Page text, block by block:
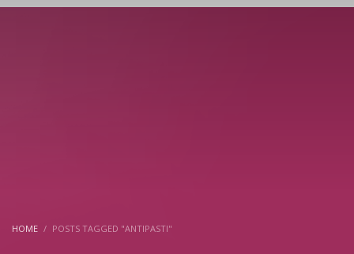
HOME POSTS TAGGED "ANTIPASTI"